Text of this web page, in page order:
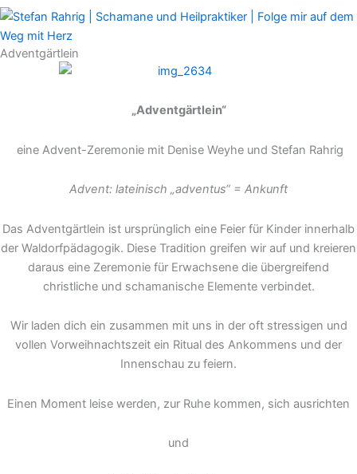
Adventgärtlein
„Adventgärtlein“
eine Advent-Zeremonie mit Denise Weyhe und Stefan Rahrig
Advent: lateinisch „adventus“ = Ankunft
Das Adventgärtlein ist ursprünglich eine Feier für Kinder innerhalb
der Waldorfpädagogik. Diese Tradition greifen wir auf und kreieren
daraus eine Zeremonie für Erwachsene die übergreifend
christliche und schamanische Elemente verbindet.
Wir laden dich ein zusammen mit uns in der oft stressigen und
vollen Vorweihnachtszeit ein Ritual des Ankommens und der
Innenschau zu feiern.
Einen Moment leise werden, zur Ruhe kommen, sich ausrichten
und